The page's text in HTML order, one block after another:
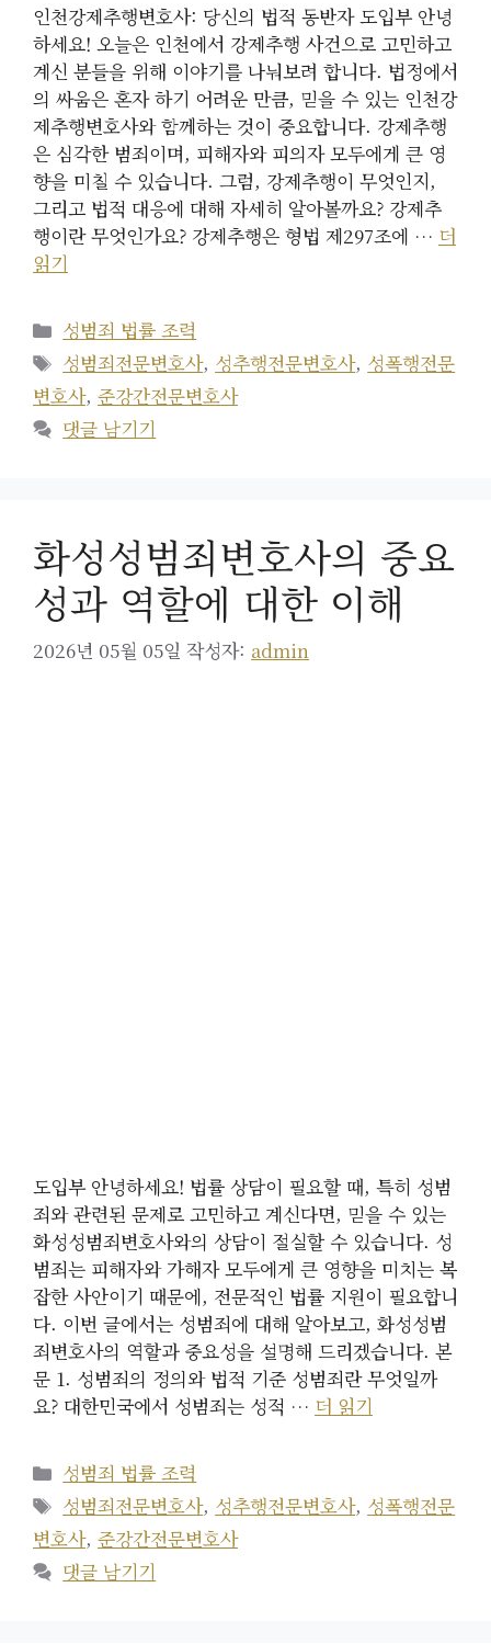
인천강제추행변호사: 당신의 법적 동반자 도입부 안녕
하세요! 오늘은 인천에서 강제추행 사건으로 고민하고
계신 분들을 위해 이야기를 나눠보려 합니다. 법정에서
의 싸움은 혼자 하기 어려운 만큼, 믿을 수 있는 인천강
제추행변호사와 함께하는 것이 중요합니다. 강제추행
은 심각한 범죄이며, 피해자와 피의자 모두에게 큰 영
향을 미칠 수 있습니다. 그럼, 강제추행이 무엇인지,
그리고 법적 대응에 대해 자세히 알아볼까요? 강제추
행이란 무엇인가요? 강제추행은 형법 제297조에 … 더
읽기
카
테
고
리
성범죄 법률 조력
태
그
성범죄전문변호사, 성추행전문변호사, 성폭행전문
변호사, 준강간전문변호사
댓글 남기기
화성성범죄변호사의 중요
성과 역할에 대한 이해
2026년 05월 05일 작성자: admin
도입부 안녕하세요! 법률 상담이 필요할 때, 특히 성범
죄와 관련된 문제로 고민하고 계신다면, 믿을 수 있는
화성성범죄변호사와의 상담이 절실할 수 있습니다. 성
범죄는 피해자와 가해자 모두에게 큰 영향을 미치는 복
잡한 사안이기 때문에, 전문적인 법률 지원이 필요합니
다. 이번 글에서는 성범죄에 대해 알아보고, 화성성범
죄변호사의 역할과 중요성을 설명해 드리겠습니다. 본
문 1. 성범죄의 정의와 법적 기준 성범죄란 무엇일까
요? 대한민국에서 성범죄는 성적 … 더 읽기
카
테
고
리
성범죄 법률 조력
태
그
성범죄전문변호사, 성추행전문변호사, 성폭행전문
변호사, 준강간전문변호사
댓글 남기기